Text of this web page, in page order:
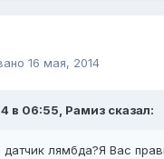
16 мая, 2014
в 06:55, Рамиз сказал:
лямбда?Я Вас